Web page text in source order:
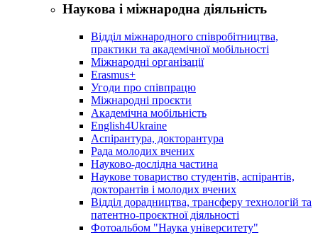
Наукова і міжнародна діяльність
Відділ міжнародного співробітництва,
практики та академічної мобільності
Міжнародні організації
Erasmus+
Угоди про співпрацю
Міжнародні проєкти
Академічна мобільність
English4Ukraine
Аспірантура, докторантура
Рада молодих вчених
Науково-дослідна частина
Наукове товариство студентів, аспірантів,
докторантів і молодих вчених
Відділ дорадництва, трансферу технологій та
патентно-проєктної діяльності
Фотоальбом "Наука університету"